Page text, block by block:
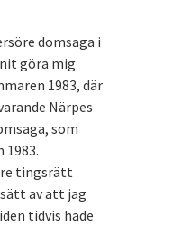
domsaga i
göra mig
1983, där
Närpes
som
1983.
tingsrätt
av att jag
tidvis hade